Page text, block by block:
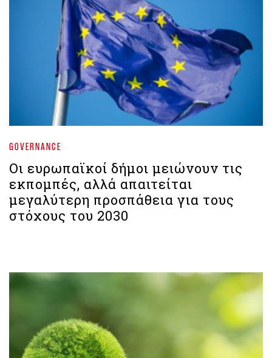
GOVERNANCE
Οι ευρωπαϊκοί δήμοι μειώνουν τις
εκπομπές, αλλά απαιτείται
μεγαλύτερη προσπάθεια για τους
στόχους του 2030